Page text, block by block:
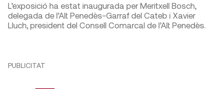
L’exposició ha estat inaugurada per Meritxell Bosch,
delegada de l’Alt Penedès-Garraf del Cateb i Xavier
Lluch, president del Consell Comarcal de l’Alt Penedès.
PUBLICITAT